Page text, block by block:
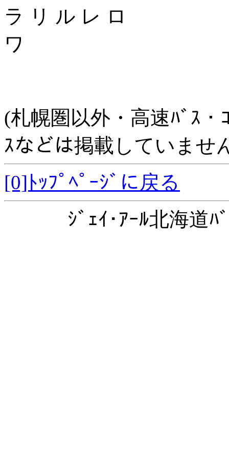
ラ リ ル レ ロ
ワ
(札幌圏以外・高速ﾊﾞｽ・
ｽなどは掲載していませ
[0]ﾄｯﾌﾟﾍﾟｰｼﾞに戻る
ｼﾞｪｲ･ｱｰﾙ北海道